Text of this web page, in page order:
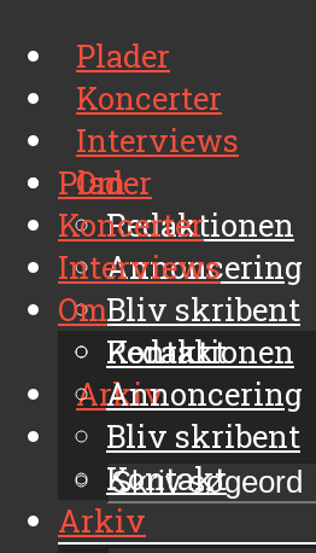
Plader
Koncerter
Interviews
Om
Redaktionen
Annoncering
Bliv skribent
Kontakt
Arkiv
Plader
Koncerter
Interviews
Om
Redaktionen
Annoncering
Bliv skribent
Kontakt
Arkiv